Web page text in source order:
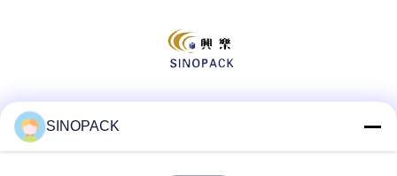
Μέσα Κοινωνικής Δικτύωσης
SINOPACK